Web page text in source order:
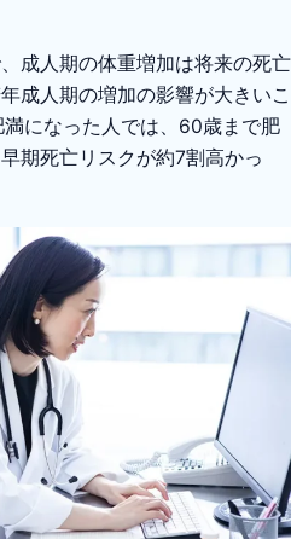
成人期の体重増加は将来の死亡
成人期の増加の影響が大きいこ
になった人では、60歳まで肥
期死亡リスクが約7割高かっ